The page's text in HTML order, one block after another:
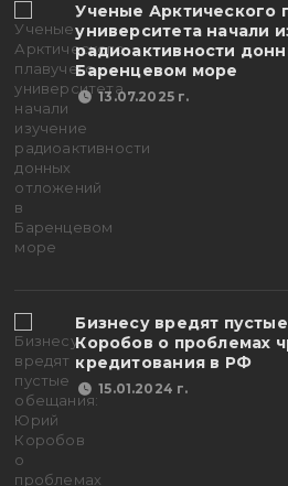
Ученые Арктического
университета начали
радиоактивности
Баренцевом море
13.07.2025 г.
Бизнесу вредят
Коробов о проблемах
кредитования в РФ
15.01.2024 г.